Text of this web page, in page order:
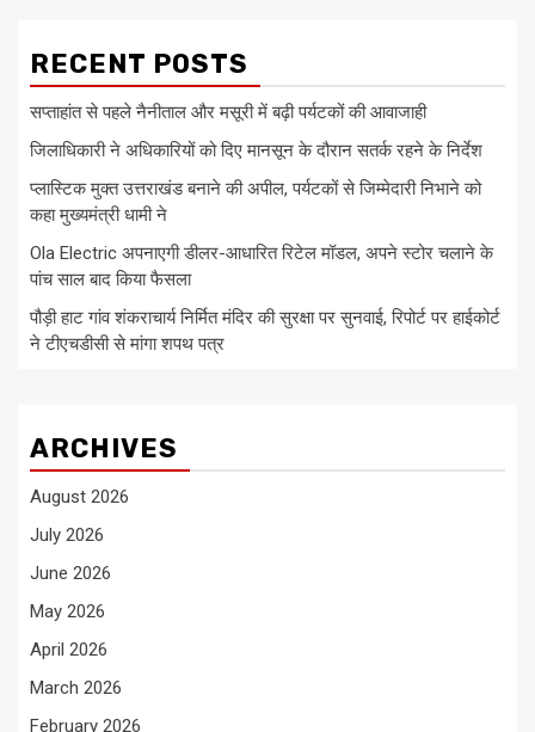
RECENT POSTS
सप्ताहांत से पहले नैनीताल और मसूरी में बढ़ी पर्यटकों की आवाजाही
जिलाधिकारी ने अधिकारियों को दिए मानसून के दौरान सतर्क रहने के निर्देश
प्लास्टिक मुक्त उत्तराखंड बनाने की अपील, पर्यटकों से जिम्मेदारी निभाने को
कहा मुख्यमंत्री धामी ने
Ola Electric अपनाएगी डीलर-आधारित रिटेल मॉडल, अपने स्टोर चलाने के
पांच साल बाद किया फैसला
पौड़ी हाट गांव शंकराचार्य निर्मित मंदिर की सुरक्षा पर सुनवाई, रिपोर्ट पर हाईकोर्ट
ने टीएचडीसी से मांगा शपथ पत्र
ARCHIVES
August 2026
July 2026
June 2026
May 2026
April 2026
March 2026
February 2026